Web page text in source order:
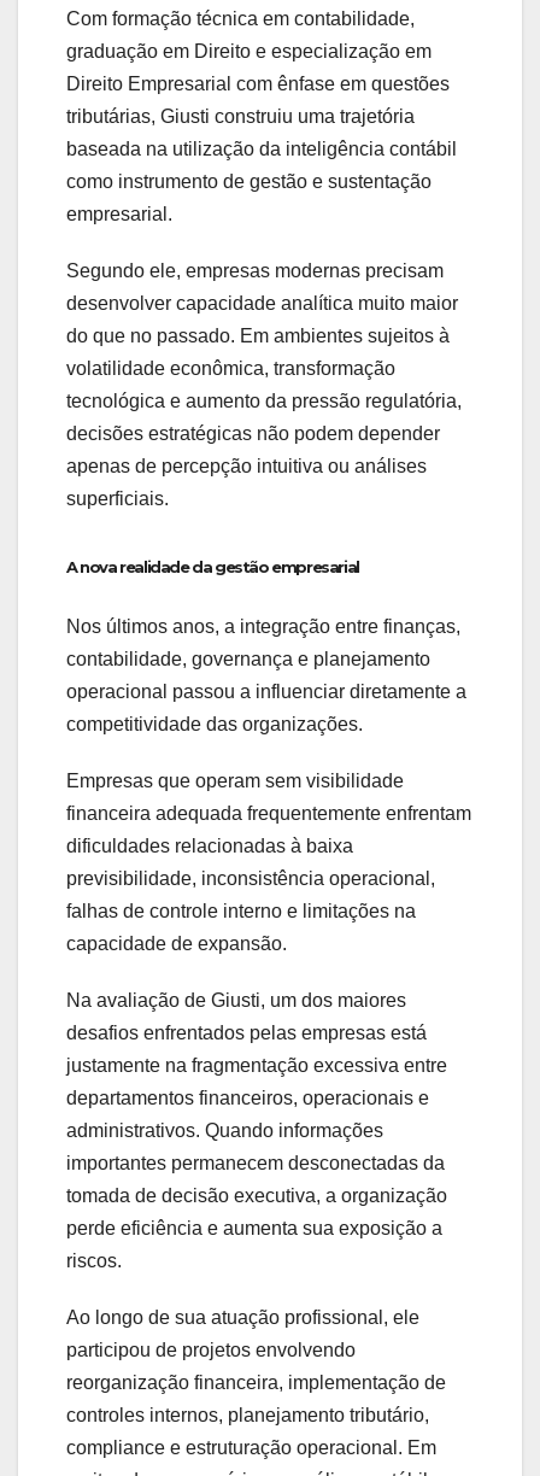
Com formação técnica em contabilidade,
graduação em Direito e especialização em
Direito Empresarial com ênfase em questões
tributárias, Giusti construiu uma trajetória
baseada na utilização da inteligência contábil
como instrumento de gestão e sustentação
empresarial.
Segundo ele, empresas modernas precisam
desenvolver capacidade analítica muito maior
do que no passado. Em ambientes sujeitos à
volatilidade econômica, transformação
tecnológica e aumento da pressão regulatória,
decisões estratégicas não podem depender
apenas de percepção intuitiva ou análises
superficiais.
A nova realidade da gestão empresarial
Nos últimos anos, a integração entre finanças,
contabilidade, governança e planejamento
operacional passou a influenciar diretamente a
competitividade das organizações.
Empresas que operam sem visibilidade
financeira adequada frequentemente enfrentam
dificuldades relacionadas à baixa
previsibilidade, inconsistência operacional,
falhas de controle interno e limitações na
capacidade de expansão.
Na avaliação de Giusti, um dos maiores
desafios enfrentados pelas empresas está
justamente na fragmentação excessiva entre
departamentos financeiros, operacionais e
administrativos. Quando informações
importantes permanecem desconectadas da
tomada de decisão executiva, a organização
perde eficiência e aumenta sua exposição a
riscos.
Ao longo de sua atuação profissional, ele
participou de projetos envolvendo
reorganização financeira, implementação de
controles internos, planejamento tributário,
compliance e estruturação operacional. Em